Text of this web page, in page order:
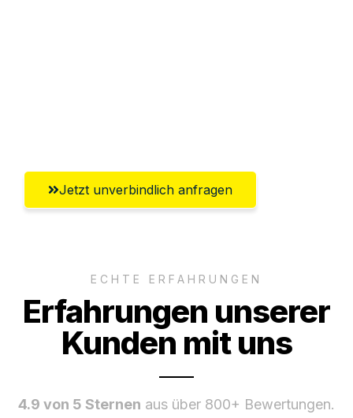
Jetzt unverbindlich anfragen
ECHTE ERFAHRUNGEN
Erfahrungen unserer
Kunden mit uns
4.9 von 5 Sternen aus über 800+ Bewertungen.